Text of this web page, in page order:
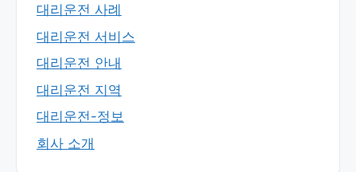
대리운전 사례
대리운전 서비스
대리운전 안내
대리운전 지역
대리운전-정보
회사 소개